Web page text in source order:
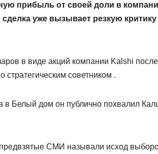
прибыль от своей доли в
уже вызывает резкую критику
в виде акций компании Kalshi после
стратегическим советником .
Белый дом он публично похвалил
СМИ называли исход